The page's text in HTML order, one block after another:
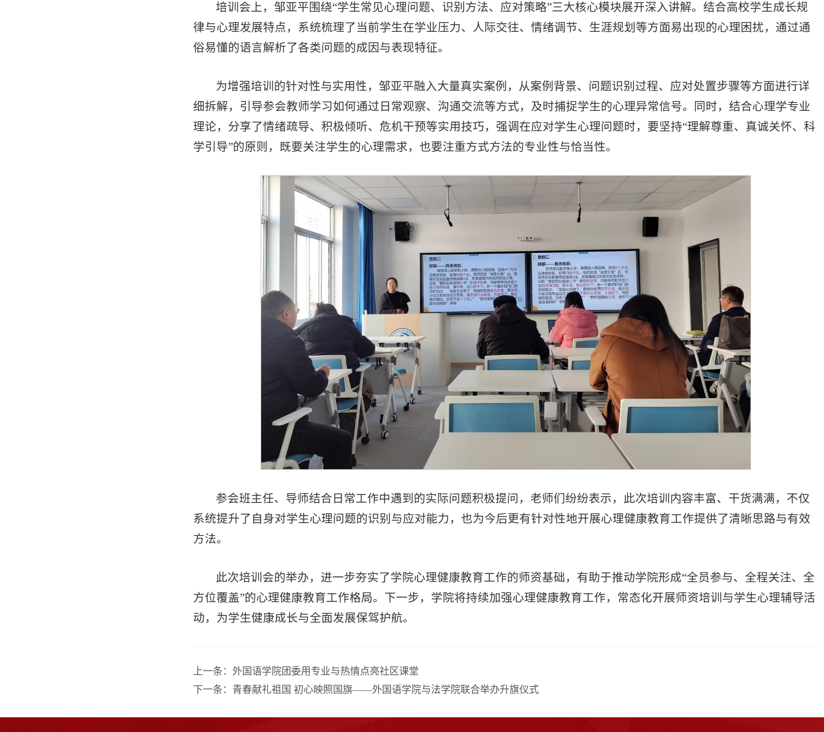
培训会上，邹亚平围绕“学生常见心理问题、识别方法、应对策略”三大核心模块展开深入讲解。结合高校学生成长规
律与心理发展特点，系统梳理了当前学生在学业压力、人际交往、情绪调节、生涯规划等方面易出现的心理困扰，通过通
俗易懂的语言解析了各类问题的成因与表现特征。
为增强培训的针对性与实用性，邹亚平融入大量真实案例，从案例背景、问题识别过程、应对处置步骤等方面进行详
细拆解，引导参会教师学习如何通过日常观察、沟通交流等方式，及时捕捉学生的心理异常信号。同时，结合心理学专业
理论，分享了情绪疏导、积极倾听、危机干预等实用技巧，强调在应对学生心理问题时，要坚持“理解尊重、真诚关怀、科
学引导”的原则，既要关注学生的心理需求，也要注重方式方法的专业性与恰当性。
参会班主任、导师结合日常工作中遇到的实际问题积极提问，老师们纷纷表示，此次培训内容丰富、干货满满，不仅
系统提升了自身对学生心理问题的识别与应对能力，也为今后更有针对性地开展心理健康教育工作提供了清晰思路与有效
方法。
此次培训会的举办，进一步夯实了学院心理健康教育工作的师资基础，有助于推动学院形成“全员参与、全程关注、全
方位覆盖”的心理健康教育工作格局。下一步，学院将持续加强心理健康教育工作，常态化开展师资培训与学生心理辅导活
动，为学生健康成长与全面发展保驾护航。
上一条： 外国语学院团委用专业与热情点亮社区课堂
下一条： 青春献礼祖国 初心映照国旗——外国语学院与法学院联合举办升旗仪式